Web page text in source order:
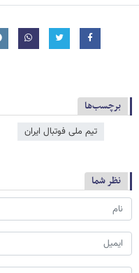
برچسب‌ها
تیم ملی فوتبال ایران
نظر شما